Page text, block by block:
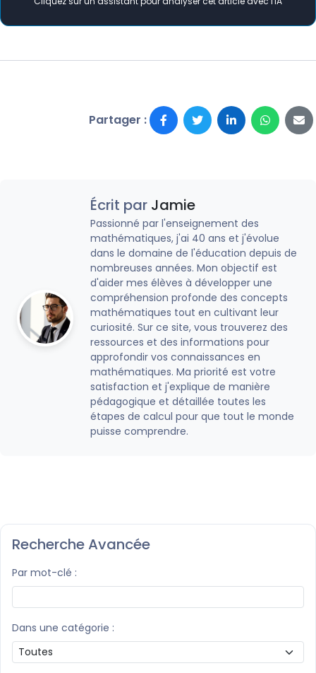
Partager :
Écrit par Jamie
Passionné par l'enseignement des
mathématiques, j'ai 40 ans et j'évolue
dans le domaine de l'éducation depuis de
nombreuses années. Mon objectif est
d'aider mes élèves à développer une
compréhension profonde des concepts
mathématiques tout en cultivant leur
curiosité. Sur ce site, vous trouverez des
ressources et des informations pour
approfondir vos connaissances en
mathématiques. Ma priorité est votre
satisfaction et j'explique de manière
pédagogique et détaillée toutes les
étapes de calcul pour que tout le monde
puisse comprendre.
Recherche Avancée
Par mot-clé :
Dans une catégorie :